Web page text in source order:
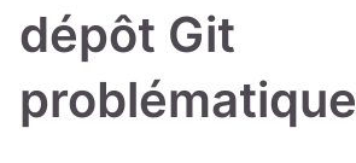
dépôt Git
problématique